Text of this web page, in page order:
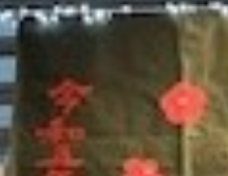
お問い合わせ